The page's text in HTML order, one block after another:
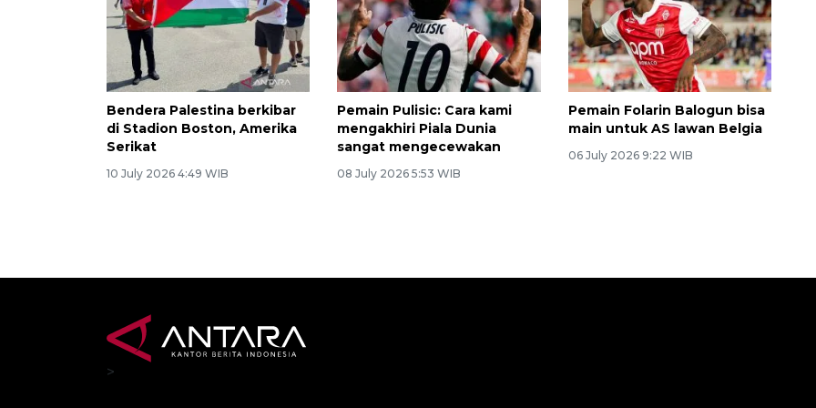
Bendera Palestina berkibar
di Stadion Boston, Amerika
Serikat
10 July 2026 4:49 WIB
Pemain Pulisic: Cara kami
mengakhiri Piala Dunia
sangat mengecewakan
08 July 2026 5:53 WIB
Pemain Folarin Balogun bisa
main untuk AS lawan Belgia
06 July 2026 9:22 WIB
132 ribu keluarga graduasi dari
kemiskinan
>